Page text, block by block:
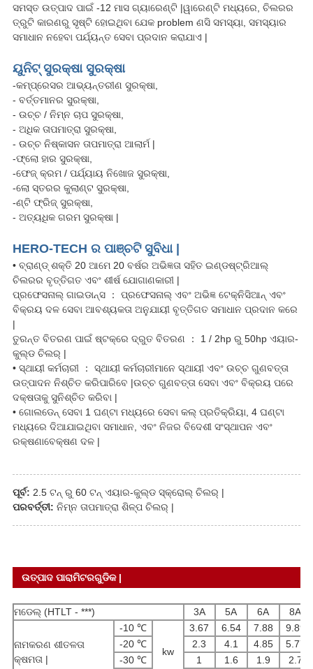
ସମସ୍ତ ଉତ୍ପାଦ ପାଇଁ -12 ମାସ ଗ୍ୟାରେଣ୍ଟି |ୱାରେଣ୍ଟି ମଧ୍ୟରେ, ଚିଲରର
ତ୍ରୁଟି କାରଣରୁ ସୃଷ୍ଟି ହୋଇଥିବା ଯେକ problem ଣସି ସମସ୍ୟା, ସମସ୍ୟାର
ସମାଧାନ ନହେବା ପର୍ଯ୍ୟନ୍ତ ସେବା ପ୍ରଦାନ କରାଯାଏ |
ୟୁନିଟ୍ ସୁରକ୍ଷା ସୁରକ୍ଷା
-କମ୍ପ୍ରେସର ଆଭ୍ୟନ୍ତରୀଣ ସୁରକ୍ଷା,
- ବର୍ତ୍ତମାନର ସୁରକ୍ଷା,
- ଉଚ୍ଚ / ନିମ୍ନ ଚାପ ସୁରକ୍ଷା,
- ଅଧିକ ତାପମାତ୍ରା ସୁରକ୍ଷା,
- ଉଚ୍ଚ ନିଷ୍କାସନ ତାପମାତ୍ରା ଆଲାର୍ମ |
-ଫ୍ଲୋ ହାର ସୁରକ୍ଷା,
-ଫେଜ୍ କ୍ରମ / ପର୍ଯ୍ୟାୟ ନିଖୋଜ ସୁରକ୍ଷା,
-ଲୋ ସ୍ତରର କୁଲାଣ୍ଟ ସୁରକ୍ଷା,
-ଣ୍ଟି ଫ୍ରିଜ୍ ସୁରକ୍ଷା,
- ଅତ୍ୟଧିକ ଗରମ ସୁରକ୍ଷା |
HERO-TECH ର ପାଞ୍ଚଟି ସୁବିଧା |
• ବ୍ରାଣ୍ଡ୍ ଶକ୍ତି 20 ଆମେ 20 ବର୍ଷର ଅଭିଜ୍ଞତା ସହିତ ଇଣ୍ଡଷ୍ଟ୍ରିଆଲ୍
ଚିଲରର ବୃତ୍ତିଗତ ଏବଂ ଶୀର୍ଷ ଯୋଗାଣକାରୀ |
ପ୍ରଫେସନାଲ୍ ଗାଇଡାନ୍ସ ： ପ୍ରଫେସନାଲ୍ ଏବଂ ଅଭିଜ୍ଞ ଟେକ୍ନିସିଆନ୍ ଏବଂ
ବିକ୍ରୟ ଦଳ ସେବା ଆବଶ୍ୟକତା ଅନୁଯାୟୀ ବୃତ୍ତିଗତ ସମାଧାନ ପ୍ରଦାନ କରେ
|
ତୁରନ୍ତ ବିତରଣ ପାଇଁ ଷ୍ଟକ୍ରେ ଦ୍ରୁତ ବିତରଣ ： 1 / 2hp ରୁ 50hp ଏୟାର-
କୁଲ୍ଡ ଚିଲର୍ |
• ସ୍ଥାୟୀ କର୍ମଚାରୀ ： ସ୍ଥାୟୀ କର୍ମଚାରୀମାନେ ସ୍ଥାୟୀ ଏବଂ ଉଚ୍ଚ ଗୁଣବତ୍ତା
ଉତ୍ପାଦନ ନିଶ୍ଚିତ କରିପାରିବେ |ଉଚ୍ଚ ଗୁଣବତ୍ତା ସେବା ଏବଂ ବିକ୍ରୟ ପରେ
ଦକ୍ଷତାକୁ ସୁନିଶ୍ଚିତ କରିବା |
• ଗୋଲଡେନ୍ ସେବା 1 ଘଣ୍ଟା ମଧ୍ୟରେ ସେବା କଲ୍ ପ୍ରତିକ୍ରିୟା, 4 ଘଣ୍ଟା
ମଧ୍ୟରେ ଦିଆଯାଇଥିବା ସମାଧାନ, ଏବଂ ନିଜର ବିଦେଶୀ ସଂସ୍ଥାପନ ଏବଂ
ରକ୍ଷଣାବେକ୍ଷଣ ଦଳ |
ପୂର୍ବ: 2.5 ଟନ୍ ରୁ 60 ଟନ୍ ଏୟାର-କୁଲ୍ଡ ସ୍କ୍ରୋଲ୍ ଚିଲର୍ |
ପରବର୍ତ୍ତୀ: ନିମ୍ନ ତାପମାତ୍ରା ଶିଳ୍ପ ଚିଲର୍ |
ଉତ୍ପାଦ ପାରାମିଟରଗୁଡିକ |
ମଡେଲ୍ (HTLT - ***) 3A 5A 6A 8A
ନାମକରଣ ଶୀତଳତା
କ୍ଷମତା |
-10 ℃
kw
3.67 6.54 7.88
9.89
-20 ℃
2.3 4.1 4.85
5.77
-30 ℃
1 1.6 1.9
2.7